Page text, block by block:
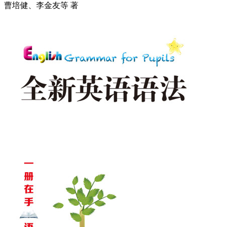
曹培健、李金友等 著